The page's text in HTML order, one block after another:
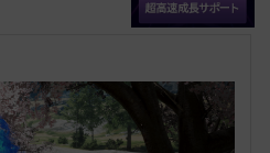
お
入
り
共有する